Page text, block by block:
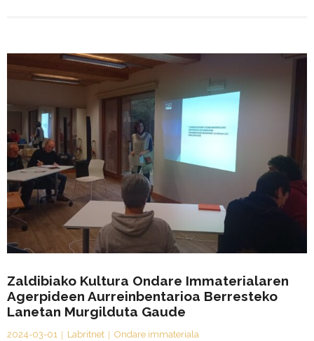
Zaldibiako Kultura Ondare Immaterialaren
Agerpideen Aurreinbentarioa Berresteko
Lanetan Murgilduta Gaude
2024-03-01 Labritnet Ondare immateriala